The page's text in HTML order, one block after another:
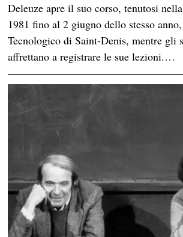
Deleuze apre il suo corso, tenutosi
1981 fino al 2 giugno dello stesso
Tecnologico di Saint-Denis, mentre gli
affrettano a registrare le sue lezioni.…